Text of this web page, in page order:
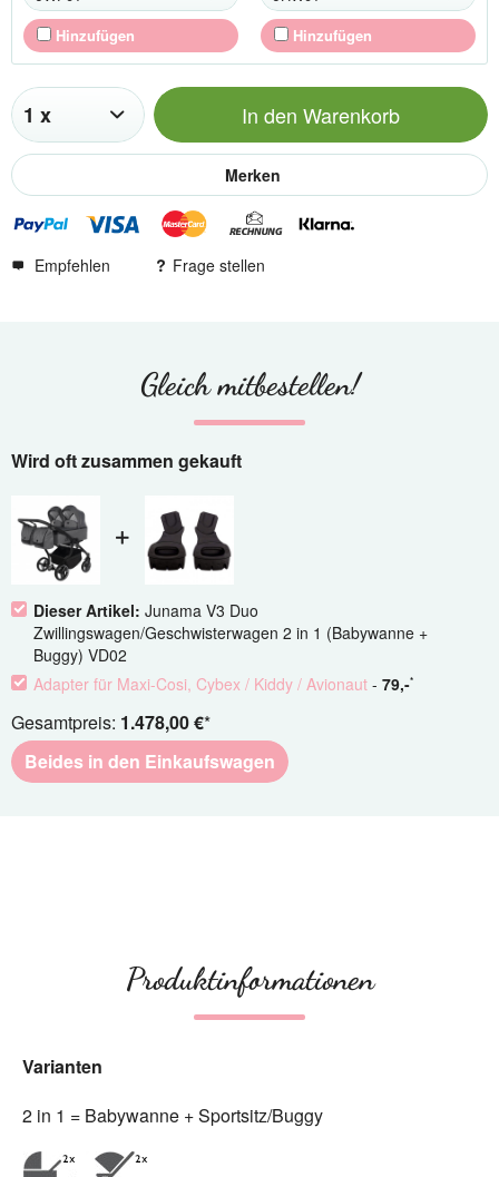
Hinzufügen Hinzufügen
In den Warenkorb
Merken
Empfehlen Frage stellen
Gleich mitbestellen!
Wird oft zusammen gekauft
Dieser Artikel: Junama V3 Duo
Zwillingswagen/Geschwisterwagen 2 in 1 (Babywanne +
Buggy) VD02
Adapter für Maxi-Cosi, Cybex / Kiddy / Avionaut - 79,-*
Gesamtpreis: 1.478,00 €*
Beides in den Einkaufswagen
Produktinformationen
Varianten
2 in 1 = Babywanne + Sportsitz/Buggy